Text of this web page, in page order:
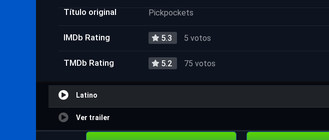
Título original Pickpockets
IMDb Rating 5.3 5 votos
TMDb Rating 5.2 75 votos
Latino
Ver trailer